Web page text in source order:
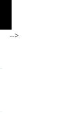
-->